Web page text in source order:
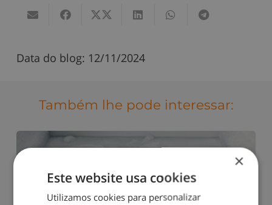
Data do blog: 12/11/2024
Também lhe pode interessar:
×
Este website usa cookies
Utilizamos cookies para personalizar